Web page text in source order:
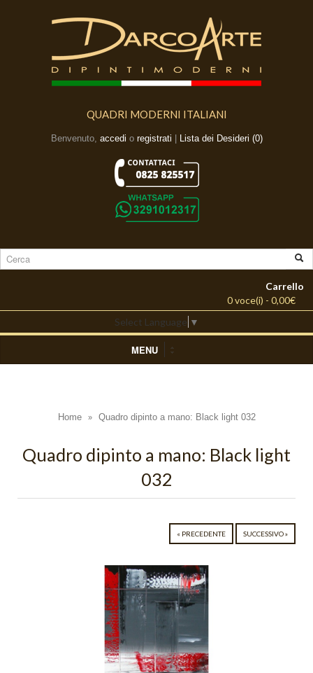
QUADRI MODERNI ITALIANI
Benvenuto, accedi o registrati Lista dei Desideri (0)
Carrello
0 voce(i) - 0,00€
Select Language ▼
MENU
Blue Light
Home » Quadro dipinto a mano: Black light 032
Quadro dipinto a mano: Black light
032
« PRECEDENTE SUCCESSIVO »